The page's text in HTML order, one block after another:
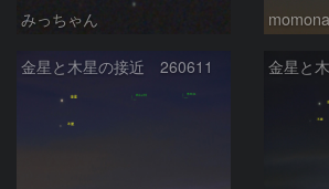
みっちゃん
金星と木星の接近 260611 金星と